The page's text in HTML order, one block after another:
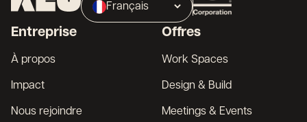
Broker
Français
Entreprise
À propos
Impact
Nous rejoindre
Offres
Work Spaces
Design & Build
Meetings & Events